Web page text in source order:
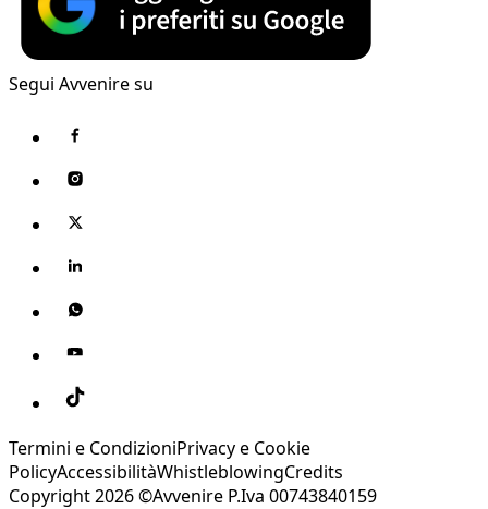
Segui Avvenire su
Termini e CondizioniPrivacy e Cookie
PolicyAccessibilitàWhistleblowingCredits
Copyright 2026 ©Avvenire P.Iva 00743840159